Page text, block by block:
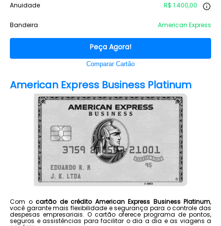
Anuidade
R$ 1.400,00
Bandeira American Express
Peça Agora!
Comparar Cartão
American Express Business Platinum
Com o cartão de crédito American Express Business Platinum,
você garante mais flexibilidade e segurança para o controle das
despesas empresariais. O cartão oferece programa de pontos,
seguros e assistências para facilitar o dia a dia e as viagens a